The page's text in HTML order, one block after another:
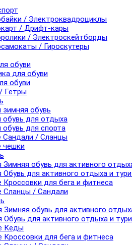
/ Электроквадроциклы
/ Дрифт-кары
/ Электроскейтборды
/ Гироскутеры
обуви
для обуви
обуви
Гетры
зимняя обувь
обувь для отдыха
обувь для спорта
Сандали / Сланцы
чешки
Зимняя обувь для активного
Обувь для активного отдыха и
Кроссовки для бега и фитнеса
Сланцы / Сандали
Зимняя обувь для активного
Обувь для активного отдыха и
Кеды
Кроссовки для бега и фитнеса